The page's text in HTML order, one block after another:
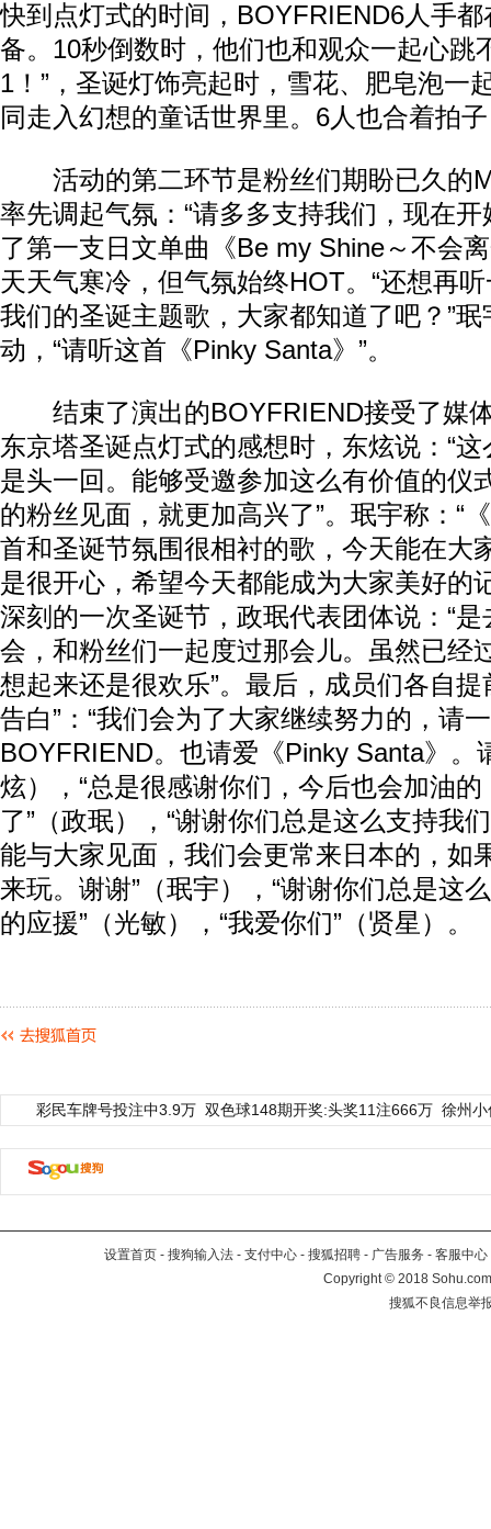
快到点灯式的时间，BOYFRIEND6人手
备。10秒倒数时，他们也和观众一起心跳
1！”，圣诞灯饰亮起时，雪花、肥皂泡一
同走入幻想的童话世界里。6人也合着拍
活动的第二环节是粉丝们期盼已久的
率先调起气氛：“请多多支持我们，现在开
了第一支日文单曲《Be my Shine～不会
天天气寒冷，但气氛始终HOT。“还想再
我们的圣诞主题歌，大家都知道了吧？”
动，“请听这首《Pinky Santa》”。
结束了演出的BOYFRIEND接受了媒
东京塔圣诞点灯式的感想时，东炫说：“
是头一回。能够受邀参加这么有价值的仪
的粉丝见面，就更加高兴了”。珉宇称：“
首和圣诞节氛围很相衬的歌，今天能在大
是很开心，希望今天都能成为大家美好的
深刻的一次圣诞节，政珉代表团体说：“
会，和粉丝们一起度过那会儿。虽然已经
想起来还是很欢乐”。最后，成员们各自提
告白”：“我们会为了大家继续努力的，请
BOYFRIEND。也请爱《Pinky Santa》。
炫），“总是很感谢你们，今后也会加油
了”（政珉），“谢谢你们总是这么支持我
能与大家见面，我们会更常来日本的，如
来玩。谢谢”（珉宇），“谢谢你们总是这
的应援”（光敏），“我爱你们”（贤星）。
彩民车牌号投注中3.9万 双色球148期开奖:头奖11注666万 徐州
设置首页 - 搜狗输入法 - 支付中心 - 搜狐招聘 - 广告服务 - 客服中心
Copyright©2018
搜狐不良信息举